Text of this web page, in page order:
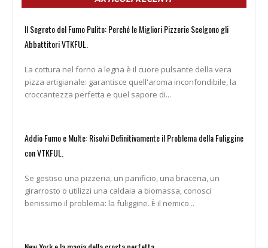
Il Segreto del Fumo Pulito: Perché le Migliori Pizzerie Scelgono gli
Abbattitori VTKFUL.
La cottura nel forno a legna è il cuore pulsante della vera
pizza artigianale: garantisce quell'aroma inconfondibile, la
croccantezza perfetta e quel sapore di...
Addio Fumo e Multe: Risolvi Definitivamente il Problema della Fuliggine
con VTKFUL.
Se gestisci una pizzeria, un panificio, una braceria, un
girarrosto o utilizzi una caldaia a biomassa, conosci
benissimo il problema: la fuliggine. È il nemico...